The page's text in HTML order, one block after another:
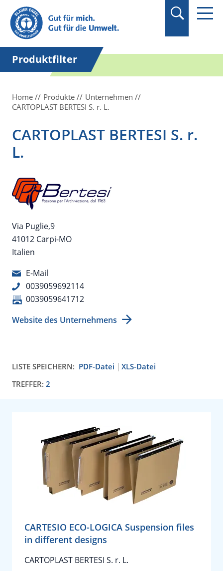
Suchbegriff in
Anführungszeichen
setzen.
Produktfilter
Home Produkte
Unternehmen
CARTOPLAST BERTESI S. r. L.
CARTOPLAST BERTESI S. r.
L.
Via Puglie,9
41012 Carpi-MO
Italien
E-Mail
0039059692114
0039059641712
Website des Unternehmens
LISTE SPEICHERN: PDF-Datei
XLS-Datei
TREFFER: 2
CARTESIO ECO-LOGICA Suspension files
in different designs
CARTOPLAST BERTESI S. r. L.